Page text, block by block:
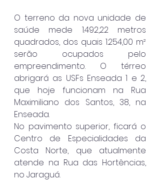
O terreno da nova unidade de
saúde mede 1.492,22 metros
quadrados, dos quais 1.254,00 m²
serão ocupados pelo
empreendimento. O térreo
abrigará as USFs Enseada 1 e 2,
que hoje funcionam na Rua
Maximiliano dos Santos, 38, na
Enseada.
No pavimento superior, ficará o
Centro de Especialidades da
Costa Norte, que atualmente
atende na Rua das Hortências,
no Jaraguá.